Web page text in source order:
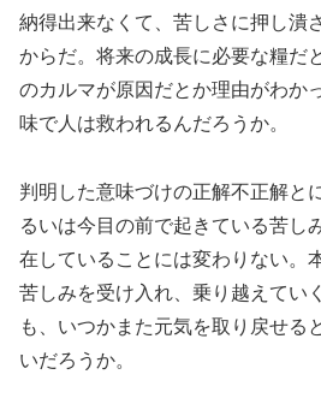
納得出来なくて、苦しさに押し潰
からだ。将来の成長に必要な糧だ
のカルマが原因だとか理由がわか
味で人は救われるんだろうか。
判明した意味づけの正解不正解と
るいは今目の前で起きている苦し
在していることには変わりない。
苦しみを受け入れ、乗り越えてい
も、いつかまた元気を取り戻せる
いだろうか。